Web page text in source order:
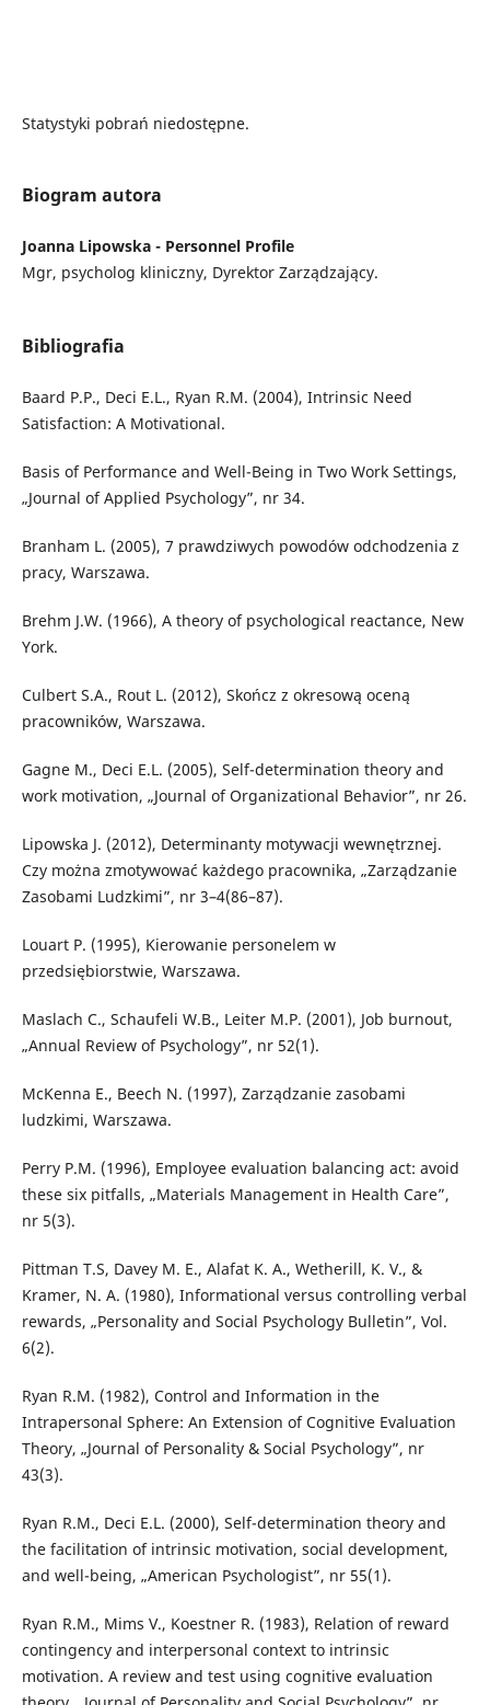
Statystyki pobrań niedostępne.
Biogram autora
Joanna Lipowska - Personnel Profile
Mgr, psycholog kliniczny, Dyrektor Zarządzający.
Bibliografia
Baard P.P., Deci E.L., Ryan R.M. (2004), Intrinsic Need
Satisfaction: A Motivational.
Basis of Performance and Well-Being in Two Work Settings,
„Journal of Applied Psychology”, nr 34.
Branham L. (2005), 7 prawdziwych powodów odchodzenia z
pracy, Warszawa.
Brehm J.W. (1966), A theory of psychological reactance, New
York.
Culbert S.A., Rout L. (2012), Skończ z okresową oceną
pracowników, Warszawa.
Gagne M., Deci E.L. (2005), Self-determination theory and
work motivation, „Journal of Organizational Behavior”, nr 26.
Lipowska J. (2012), Determinanty motywacji wewnętrznej.
Czy można zmotywować każdego pracownika, „Zarządzanie
Zasobami Ludzkimi”, nr 3–4(86–87).
Louart P. (1995), Kierowanie personelem w
przedsiębiorstwie, Warszawa.
Maslach C., Schaufeli W.B., Leiter M.P. (2001), Job burnout,
„Annual Review of Psychology”, nr 52(1).
McKenna E., Beech N. (1997), Zarządzanie zasobami
ludzkimi, Warszawa.
Perry P.M. (1996), Employee evaluation balancing act: avoid
these six pitfalls, „Materials Management in Health Care”,
nr 5(3).
Pittman T.S, Davey M. E., Alafat K. A., Wetherill, K. V., &
Kramer, N. A. (1980), Informational versus controlling verbal
rewards, „Personality and Social Psychology Bulletin”, Vol.
6(2).
Ryan R.M. (1982), Control and Information in the
Intrapersonal Sphere: An Extension of Cognitive Evaluation
Theory, „Journal of Personality & Social Psychology”, nr
43(3).
Ryan R.M., Deci E.L. (2000), Self-determination theory and
the facilitation of intrinsic motivation, social development,
and well-being, „American Psychologist”, nr 55(1).
Ryan R.M., Mims V., Koestner R. (1983), Relation of reward
contingency and interpersonal context to intrinsic
motivation. A review and test using cognitive evaluation